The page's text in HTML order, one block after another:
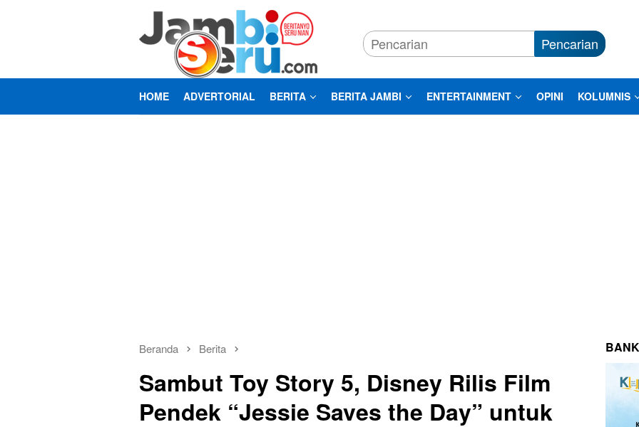
Pencarian
HOME ADVERTORIAL BERITA BERITA JAMBI ENTERTAINMENT OPINI KOLUMNIS
Beranda Berita
Sambut Toy Story 5, Disney Rilis Film
Pendek “Jessie Saves the Day” untuk